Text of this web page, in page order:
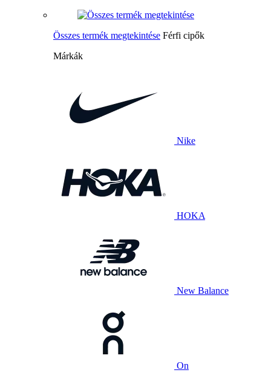
Összes termék megtekintése Férfi cipők
Márkák
Nike
HOKA
New Balance
On